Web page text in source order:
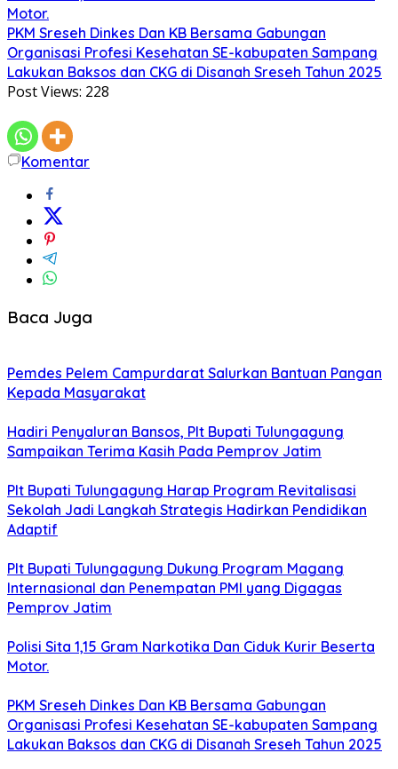
Motor.
PKM Sreseh Dinkes Dan KB Bersama Gabungan
Organisasi Profesi Kesehatan SE-kabupaten Sampang
Lakukan Baksos dan CKG di Disanah Sreseh Tahun 2025
Post Views: 228
Komentar
Baca Juga
Pemdes Pelem Campurdarat Salurkan Bantuan Pangan
Kepada Masyarakat
Hadiri Penyaluran Bansos, Plt Bupati Tulungagung
Sampaikan Terima Kasih Pada Pemprov Jatim
Plt Bupati Tulungagung Harap Program Revitalisasi
Sekolah Jadi Langkah Strategis Hadirkan Pendidikan
Adaptif
Plt Bupati Tulungagung Dukung Program Magang
Internasional dan Penempatan PMI yang Digagas
Pemprov Jatim
Polisi Sita 1,15 Gram Narkotika Dan Ciduk Kurir Beserta
Motor.
PKM Sreseh Dinkes Dan KB Bersama Gabungan
Organisasi Profesi Kesehatan SE-kabupaten Sampang
Lakukan Baksos dan CKG di Disanah Sreseh Tahun 2025